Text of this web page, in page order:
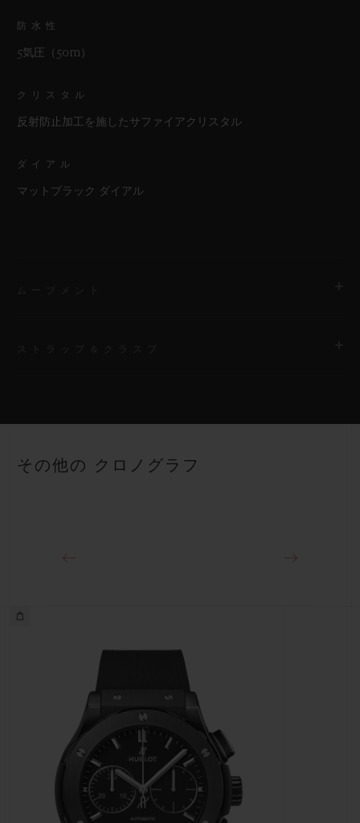
防水性
5気圧（50m）
クリスタル
反射防止加工を施したサファイアクリスタル
ダイアル
マットブラック ダイアル
約48時間
ストラップ
その他の クロノグラフ